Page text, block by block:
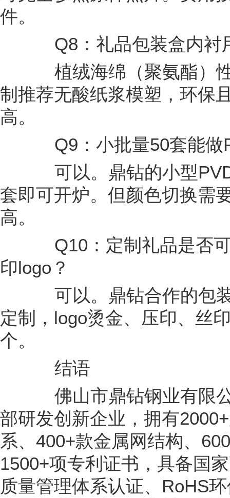
件。
Q8：礼品包装盒内衬
植绒海绵（聚氨酯）性
制推荐无酸纸浆模塑，环保
高。
Q9：小批量50套能做
可以。鼎钻的小型PVD
套即可开炉。但颜色切换需
高。
Q10：定制礼品是否可
印logo？
可以。鼎钻合作的包装
定制，logo烫金、压印、丝
个。
结语
佛山市鼎钻钢业有限公
部研发创新企业，拥有
系、400+款金属网结构、
1500+项专利证书，具备国
质量管理体系认证、RoHS